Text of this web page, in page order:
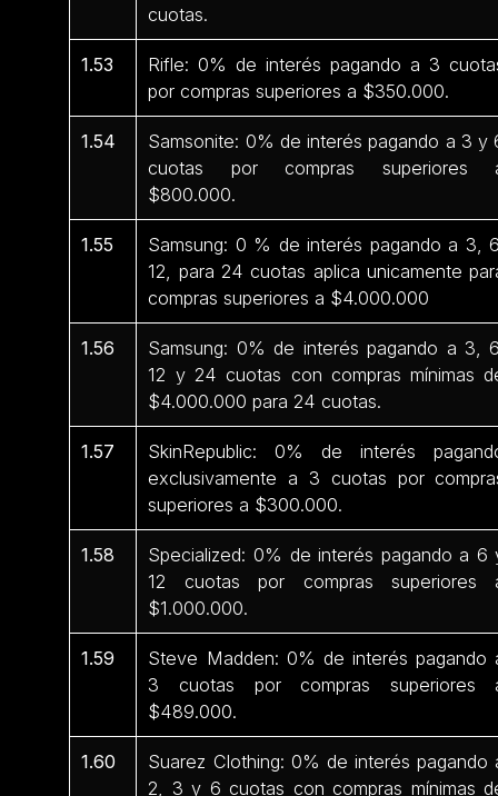
cuotas.
1.53
Rifle: 0% de interés pagando a 3
por compras superiores a $350.000.
1.54
Samsonite: 0% de interés pagando a 3 y
cuotas por compras superiores
$800.000.
1.55
Samsung: 0 % de interés pagando a 3,
12, para 24 cuotas aplica unicamente
compras superiores a $4.000.000
1.56
Samsung: 0% de interés pagando a 3,
12 y 24 cuotas con compras mínimas
$4.000.000 para 24 cuotas.
1.57
SkinRepublic: 0% de interés
exclusivamente a 3 cuotas por
superiores a $300.000.
1.58
Specialized: 0% de interés pagando a 6
12 cuotas por compras superiores
$1.000.000.
1.59
Steve Madden: 0% de interés pagando
3 cuotas por compras superiores
$489.000.
1.60
Suarez Clothing: 0% de interés pagando
2, 3 y 6 cuotas con compras mínimas